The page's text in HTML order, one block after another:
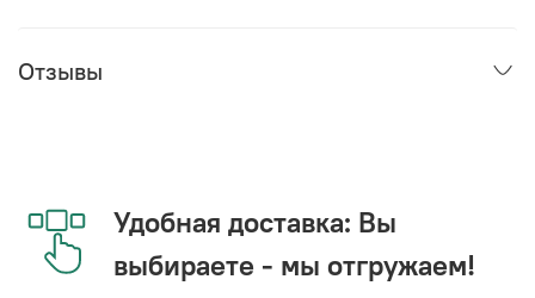
Отзывы
Удобная доставка: Вы
выбираете - мы отгружаем!